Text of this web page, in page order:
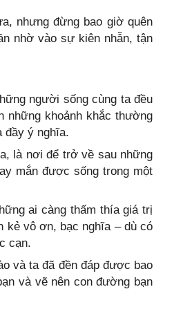
nhưng đừng bao giờ quên
nhờ vào sự kiên nhẫn, tận
người sống cùng ta đều
những khoảnh khắc thường
đầy ý nghĩa.
là nơi để trở về sau những
mắn được sống trong một
ai càng thấm thía giá trị
kẻ vô ơn, bạc nghĩa – dù có
cạn.
và ta đã đền đáp được bao
và vẽ nên con đường bạn